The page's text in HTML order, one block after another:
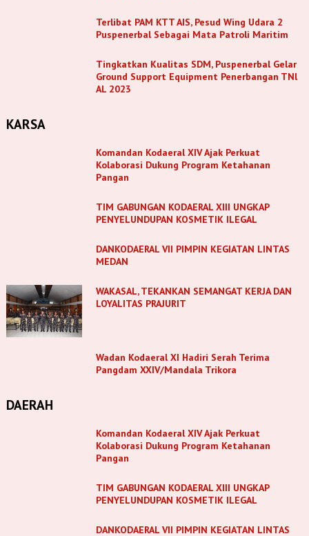
Terlibat PAM KTT AIS, Pesud Wing Udara 2
Puspenerbal Sebagai Mata Patroli Maritim
Tingkatkan Kualitas SDM, Puspenerbal Gelar
Ground Support Equipment Penerbangan TNl
AL 2023
KARSA
Komandan Kodaeral XIV Ajak Perkuat
Kolaborasi Dukung Program Ketahanan
Pangan
TIM GABUNGAN KODAERAL XIII UNGKAP
PENYELUNDUPAN KOSMETIK ILEGAL
DANKODAERAL VII PIMPIN KEGIATAN LINTAS
MEDAN
WAKASAL, TEKANKAN SEMANGAT KERJA DAN
LOYALITAS PRAJURIT
Wadan Kodaeral XI Hadiri Serah Terima
Pangdam XXIV/Mandala Trikora
DAERAH
Komandan Kodaeral XIV Ajak Perkuat
Kolaborasi Dukung Program Ketahanan
Pangan
TIM GABUNGAN KODAERAL XIII UNGKAP
PENYELUNDUPAN KOSMETIK ILEGAL
DANKODAERAL VII PIMPIN KEGIATAN LINTAS